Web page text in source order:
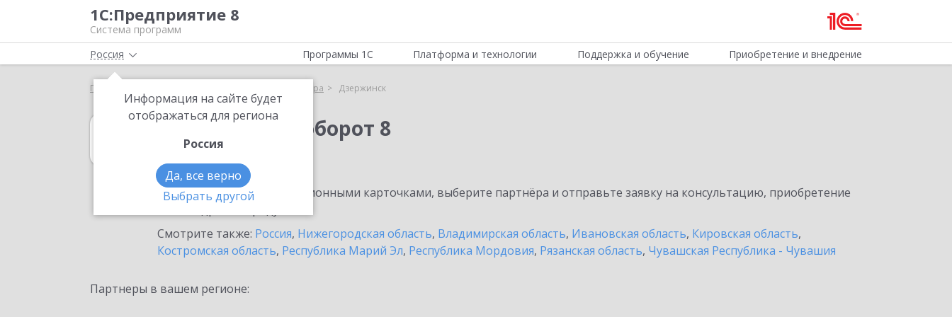
1С:Предприятие 8
Система программ
Россия
Информация на сайте будет
отображаться для региона
Россия
Да, все верно
Выбрать другой
Программы 1С Платформа и технологии Поддержка и обучение Приобретение и внедрение
Главная Выбор партнёра Дзержинск
1С:Документооборот 8
в Дзержинске
Ознакомьтесь с информационными карточками, выберите партнёра и отправьте заявку на консультацию, приобретение
Смотрите также: Россия, Нижегородская область, Владимирская область, Ивановская область, Кировская область,
Костромская область, Республика Марий Эл, Республика Мордовия, Рязанская область, Чувашская Республика - Чувашия
Партнеры в вашем регионе: